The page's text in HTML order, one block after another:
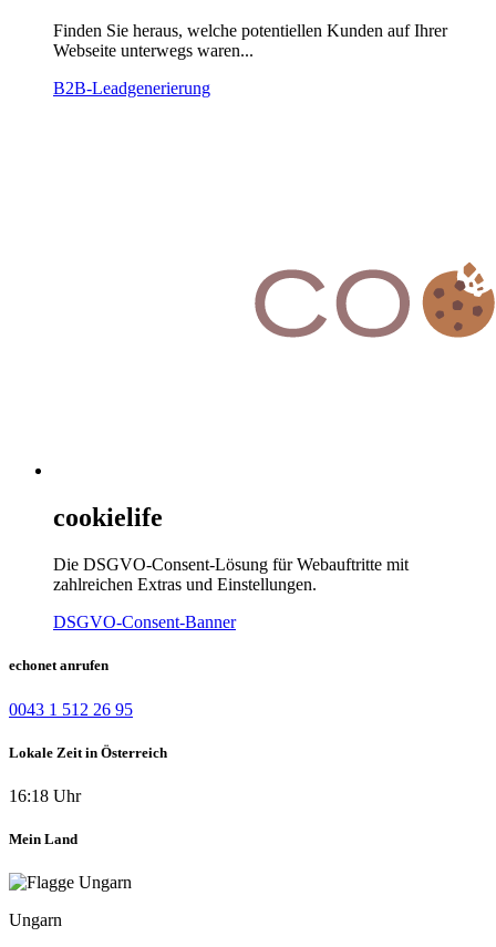
Finden Sie heraus, welche potentiellen Kunden auf Ihrer
Webseite unterwegs waren...
B2B-Leadgenerierung
cookielife
Die DSGVO-Consent-Lösung für Webauftritte mit
zahlreichen Extras und Einstellungen.
DSGVO-Consent-Banner
echonet anrufen
0043 1 512 26 95
Lokale Zeit in Österreich
16:18 Uhr
Mein Land
Ungarn